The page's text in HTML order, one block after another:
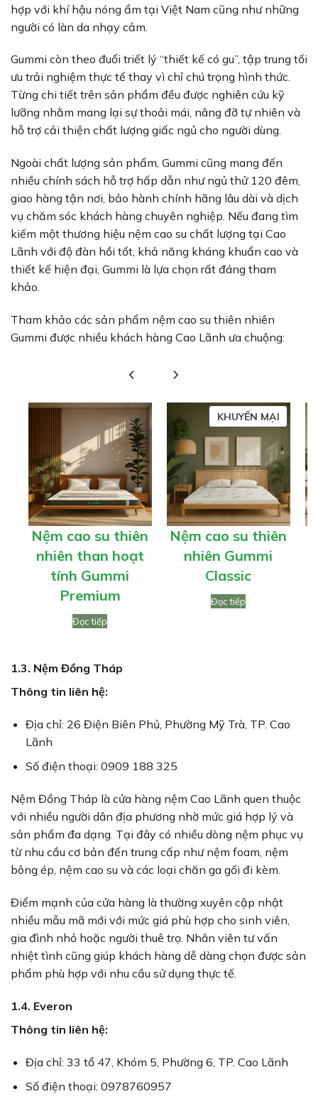
hợp với khí hậu nóng ẩm tại Việt Nam cũng như những
người có làn da nhạy cảm.
Gummi còn theo đuổi triết lý “thiết kế có gu”, tập trung tối
ưu trải nghiệm thực tế thay vì chỉ chú trọng hình thức.
Từng chi tiết trên sản phẩm đều được nghiên cứu kỹ
lưỡng nhằm mang lại sự thoải mái, nâng đỡ tự nhiên và
hỗ trợ cải thiện chất lượng giấc ngủ cho người dùng.
Ngoài chất lượng sản phẩm, Gummi cũng mang đến
nhiều chính sách hỗ trợ hấp dẫn như ngủ thử 120 đêm,
giao hàng tận nơi, bảo hành chính hãng lâu dài và dịch
vụ chăm sóc khách hàng chuyên nghiệp. Nếu đang tìm
kiếm một thương hiệu nệm cao su chất lượng tại Cao
Lãnh với độ đàn hồi tốt, khả năng kháng khuẩn cao và
thiết kế hiện đại, Gummi là lựa chọn rất đáng tham
khảo.
Tham khảo các sản phẩm nệm cao su thiên nhiên
Gummi được nhiều khách hàng Cao Lãnh ưa chuộng:
Nệm cao su thiên
nhiên than hoạt
tính Gummi
Premium
Đọc tiếp
KHUYẾN MẠISẢN
PHẨM
ĐANG
GIẢM
GIÁ
Nệm cao su thiên
nhiên Gummi
Classic
Đọc tiếp
1.3. Nệm Đồng Tháp
Thông tin liên hệ:
Địa chỉ: 26 Điện Biên Phủ, Phường Mỹ Trà, TP. Cao
Lãnh
Số điện thoại: 0909 188 325
Nệm Đồng Tháp là cửa hàng nệm Cao Lãnh quen thuộc
với nhiều người dân địa phương nhờ mức giá hợp lý và
sản phẩm đa dạng. Tại đây có nhiều dòng nệm phục vụ
từ nhu cầu cơ bản đến trung cấp như nệm foam, nệm
bông ép, nệm cao su và các loại chăn ga gối đi kèm.
Điểm mạnh của cửa hàng là thường xuyên cập nhật
nhiều mẫu mã mới với mức giá phù hợp cho sinh viên,
gia đình nhỏ hoặc người thuê trọ. Nhân viên tư vấn
nhiệt tình cũng giúp khách hàng dễ dàng chọn được sản
phẩm phù hợp với nhu cầu sử dụng thực tế.
1.4. Everon
Thông tin liên hệ:
Địa chỉ: 33 tổ 47, Khóm 5, Phường 6, TP. Cao Lãnh
Số điện thoại: 0978760957